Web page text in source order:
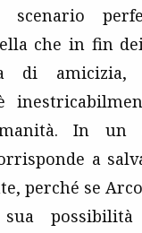
scenario
che in fin
di
In un
a
perché se
possibilità